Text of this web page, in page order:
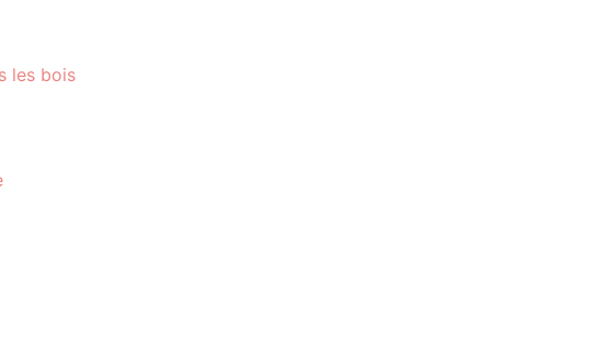
les bois